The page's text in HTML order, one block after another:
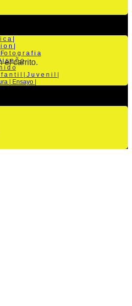
el carrito.
a |
n |
t o g r a f i a
i s e ñ o
i d o
a n t i l | J u v e n i l |
| Ensayo |